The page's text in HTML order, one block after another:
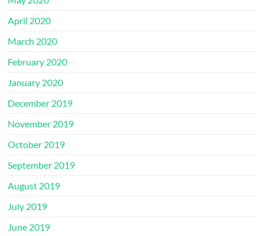
April 2020
March 2020
February 2020
January 2020
December 2019
November 2019
October 2019
September 2019
August 2019
July 2019
June 2019